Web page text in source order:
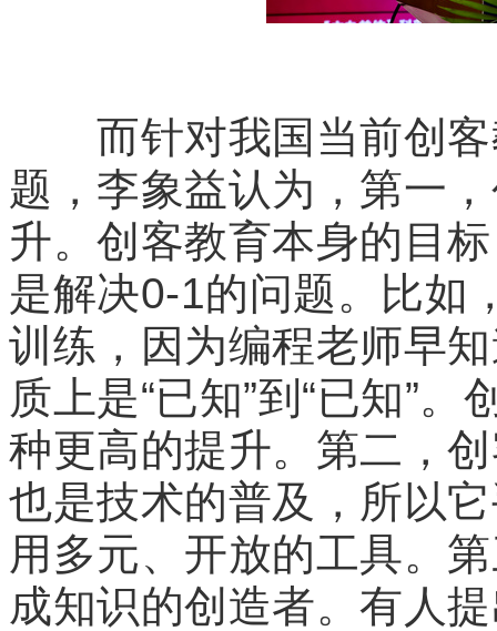
而针对我国当前创客
题，李象益认为，第一
升。创客教育本身的目
是解决0-1的问题。比如
训练，因为编程老师早
质上是“已知”到“已知”
种更高的提升。第二，
也是技术的普及，所以
用多元、开放的工具。
成知识的创造者。有人